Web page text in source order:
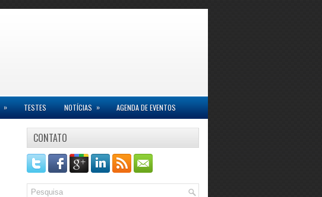
» TESTES NOTÍCIAS » AGENDA DE EVENTOS
CONTATO